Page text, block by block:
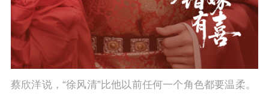
蔡欣洋说，“徐风清”比他以前任何一个角色都要温柔。